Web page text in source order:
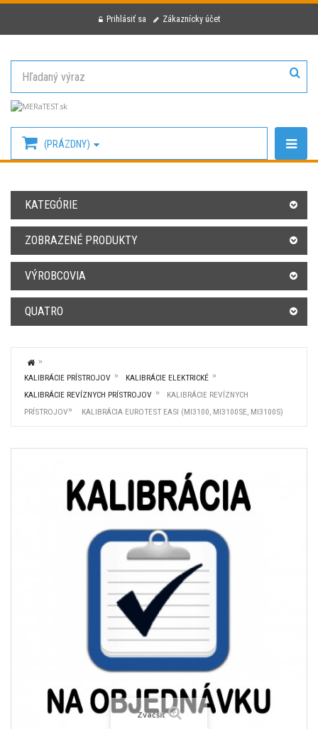
Prihlásiť sa Zákaznícky účet
(PRÁZDNY)
KATEGÓRIE
ZOBRAZENÉ PRODUKTY
VÝROBCOVIA
QUATRO
KALIBRÁCIE PRÍSTROJOV
KALIBRÁCIE ELEKTRICKÉ
KALIBRÁCIE REVÍZNYCH PRÍSTROJOV
KALIBRÁCIE REVÍZNYCH
PRÍSTROJOV
KALIBRÁCIA EUROTEST EASI (MI3100, MI3100SE, MI3100S)
Zväčšiť